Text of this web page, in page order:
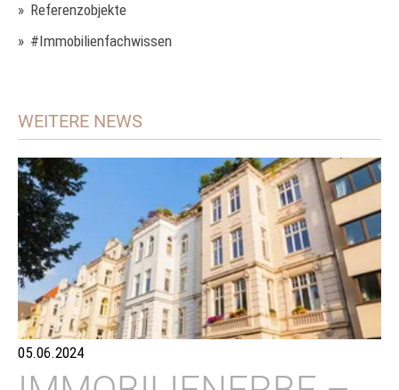
05.06.2024
Referenzobjekte
#Immobilienfachwissen
WEITERE NEWS